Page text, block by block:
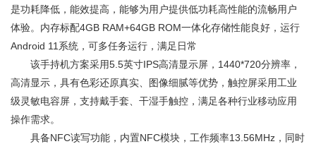
是功耗降低，能效提高，能够为用户提供低功耗高性能的流畅用户
体验。内存标配4GB RAM+64GB ROM一体化存储性能良好，运行
Android 11系统，可多任务运行，满足日常
该手持机方案采用5.5英寸IPS高清显示屏，1440*720分辨率，
高清显示，具有色彩还原真实、图像细腻等优势，触控屏采用工业
级灵敏电容屏，支持戴手套、干湿手触控，满足各种行业移动应用
操作需求。
具备NFC读写功能，内置NFC模块，工作频率13.56MHz，同时